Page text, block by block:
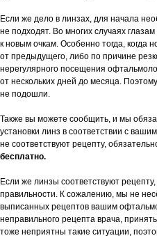
Если же дело в линзах, для начала
не подходят. Во многих случаях
к новым очкам. Особенно тогда, когда
от предыдущего, либо по причине
нерегулярного посещения
от нескольких дней до месяца.
не подошли.
Также вы можете сообщить, и мы
установки линз в соответствии с
не соответствуют рецепту,
бесплатно.
Если же линзы соответствуют
правильности. К сожалению, мы не
выписанных рецептов вашим
неправильного рецепта врача,
тоже неприятны такие ситуации,